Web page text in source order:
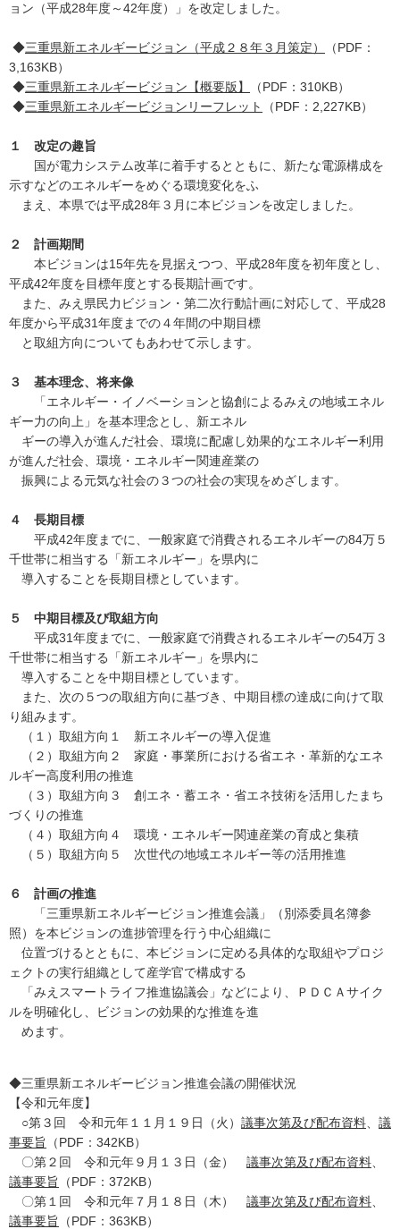
ョン（平成28年度～42年度）」を改定しました。
◆三重県新エネルギービジョン（平成２８年３月策定）
（PDF：
3,163KB）
◆三重県新エネルギービジョン【概要版】
（PDF：310KB）
◆三重県新エネルギービジョンリーフレット （PDF：2,227KB）
１ 改定の趣旨
国が電力システム改革に着手するとともに、新たな電源構成を
示すなどのエネルギーをめぐる環境変化をふ
まえ、本県では平成28年３月に本ビジョンを改定しました。
２ 計画期間
本ビジョンは15年先を見据えつつ、平成28年度を初年度とし、
平成42年度を目標年度とする長期計画です。
また、みえ県民力ビジョン・第二次行動計画に対応して、平成28
年度から平成31年度までの４年間の中期目標
と取組方向についてもあわせて示します。
３ 基本理念、将来像
「エネルギー・イノベーションと協創によるみえの地域エネル
ギー力の向上」を基本理念とし、新エネル
ギーの導入が進んだ社会、環境に配慮し効果的なエネルギー利用
が進んだ社会、環境・エネルギー関連産業の
振興による元気な社会の３つの社会の実現をめざします。
４ 長期目標
平成42年度までに、一般家庭で消費されるエネルギーの84万５
千世帯に相当する「新エネルギー」を県内に
導入することを長期目標としています。
５ 中期目標及び取組方向
平成31年度までに、一般家庭で消費されるエネルギーの54万３
千世帯に相当する「新エネルギー」を県内に
導入することを中期目標としています。
また、次の５つの取組方向に基づき、中期目標の達成に向けて取
り組みます。
（１）取組方向１ 新エネルギーの導入促進
（２）取組方向２ 家庭・事業所における省エネ・革新的なエネ
ルギー高度利用の推進
（３）取組方向３ 創エネ・蓄エネ・省エネ技術を活用したまち
づくりの推進
（４）取組方向４ 環境・エネルギー関連産業の育成と集積
（５）取組方向５ 次世代の地域エネルギー等の活用推進
６ 計画の推進
「三重県新エネルギービジョン推進会議」（別添委員名簿参
照）を本ビジョンの進捗管理を行う中心組織に
位置づけるとともに、本ビジョンに定める具体的な取組やプロジ
ェクトの実行組織として産学官で構成する
「みえスマートライフ推進協議会」などにより、ＰＤＣＡサイク
ルを明確化し、ビジョンの効果的な推進を進
めます。
◆三重県新エネルギービジョン推進会議の開催状況
【令和元年度】
○第３回 令和元年１１月１９日（火） 議事次第及び配布資料
議
事要旨
（PDF：342KB）
〇第２回 令和元年９月１３日（金） 議事次第及び配布資料
議事要旨
（PDF：372KB）
〇第１回 令和元年７月１８日（木） 議事次第及び配布資料
議事要旨
（PDF：363KB）